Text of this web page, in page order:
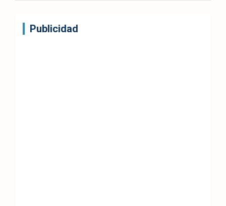
Publicidad